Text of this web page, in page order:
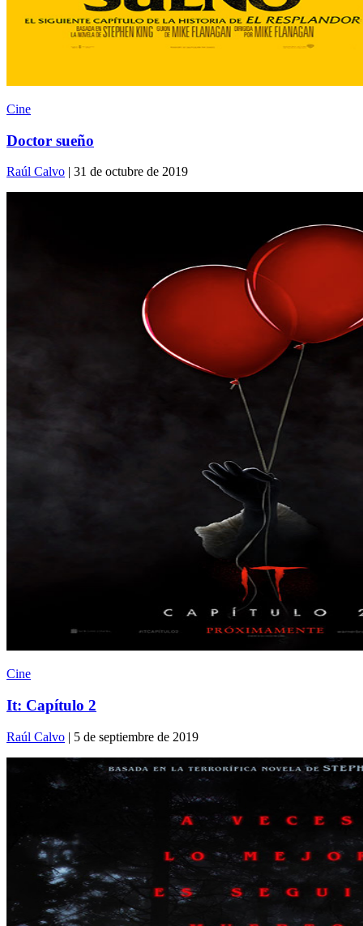
Cine
Doctor sueño
Raúl Calvo | 31 de octubre de 2019
Cine
It: Capítulo 2
Raúl Calvo | 5 de septiembre de 2019